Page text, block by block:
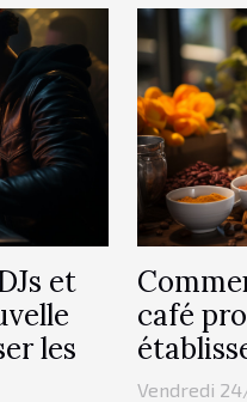
et
les
café
Vendredi